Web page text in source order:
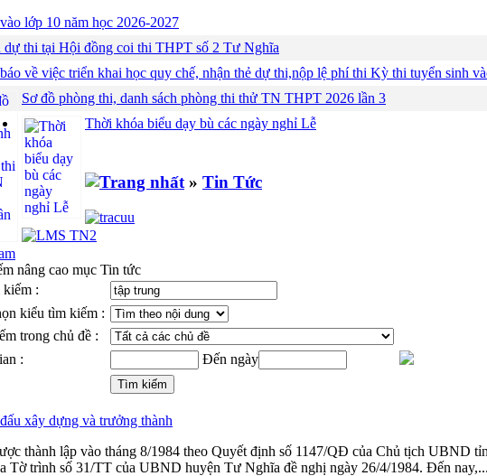
lớp 10 năm học 2026-2027
dự thi tại Hội đồng coi thi THPT số 2 Tư Nghĩa
về việc triển khai học quy chế, nhận thẻ dự thi,nộp lệ phí thi Kỳ thi tuyển sinh
Sơ đồ phòng thi, danh sách phòng thi thử TN THPT 2026 lần 3
Thời khóa biểu dạy bù các ngày nghỉ Lễ
» Tin Tức
nâng cao mục Tin tức
:
kiểu tìm kiếm :
trong chủ đề :
:
Đến ngày
xây dựng và trưởng thành
thành lập vào tháng 8/1984 theo Quyết định số 1147/QĐ của Chủ tịch UBND
Tờ trình số 31/TT của UBND huyện Tư Nghĩa đề nghị ngày 26/4/1984. Đến